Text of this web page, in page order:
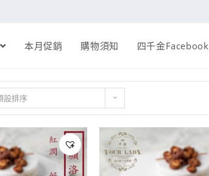
本月促銷 購物須知 四千金Facebook
設排序